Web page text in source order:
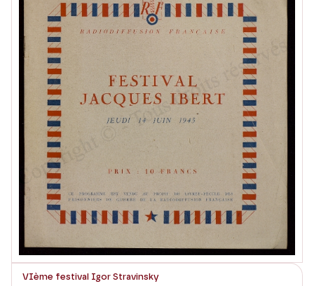
VIème festival Igor Stravinsky